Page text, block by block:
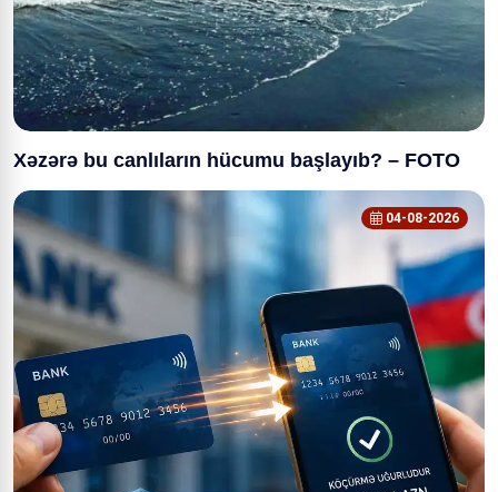
Xəzərə bu canlıların hücumu başlayıb? – FOTO
04-08-2026